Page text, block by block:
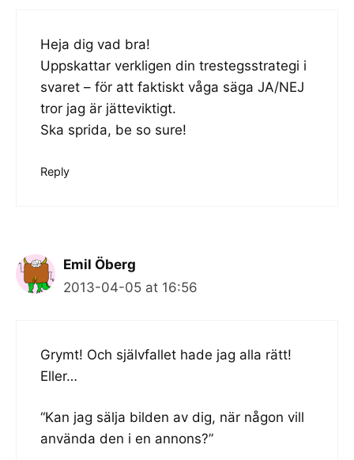
Heja dig vad bra!
Uppskattar verkligen din trestegsstrategi i
svaret – för att faktiskt våga säga JA/NEJ
tror jag är jätteviktigt.
Ska sprida, be so sure!
Reply
Emil Öberg
2013-04-05 at 16:56
Grymt! Och självfallet hade jag alla rätt!
Eller…
“Kan jag sälja bilden av dig, när någon vill
använda den i en annons?”